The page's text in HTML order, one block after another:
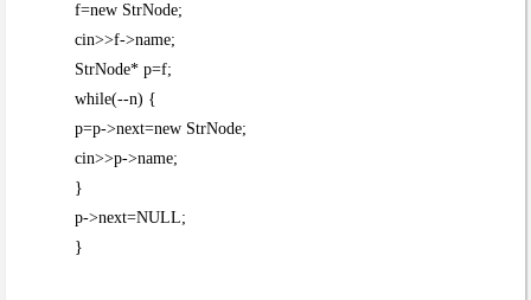
f=new StrNode;
cin>>f->name;
StrNode* p=f;
while(--n) {
p=p->next=new StrNode;
cin>>p->name;
}
p->next=NULL;
}